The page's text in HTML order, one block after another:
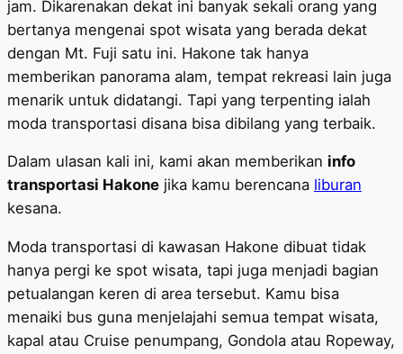
jam. Dikarenakan dekat ini banyak sekali orang yang
bertanya mengenai spot wisata yang berada dekat
dengan Mt. Fuji satu ini. Hakone tak hanya
memberikan panorama alam, tempat rekreasi lain juga
menarik untuk didatangi. Tapi yang terpenting ialah
moda transportasi disana bisa dibilang yang terbaik.
Dalam ulasan kali ini, kami akan memberikan info
transportasi Hakone jika kamu berencana liburan
kesana.
Moda transportasi di kawasan Hakone dibuat tidak
hanya pergi ke spot wisata, tapi juga menjadi bagian
petualangan keren di area tersebut. Kamu bisa
menaiki bus guna menjelajahi semua tempat wisata,
kapal atau Cruise penumpang, Gondola atau Ropeway,